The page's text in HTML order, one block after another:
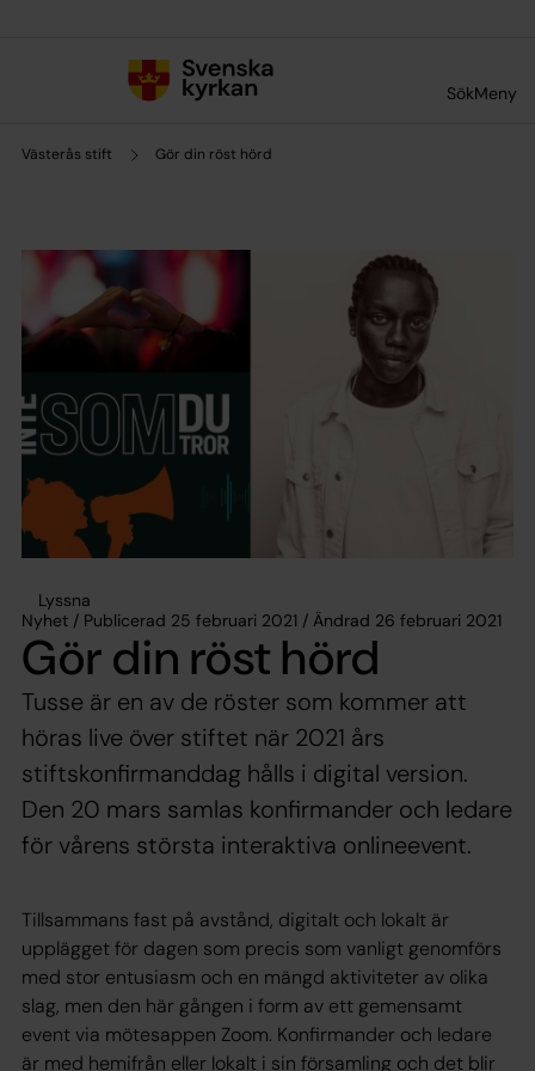
SökMeny
Västerås stift Gör din röst hörd
Lyssna
Nyhet / Publicerad 25 februari 2021 / Ändrad 26 februari 2021
Gör din röst hörd
Tusse är en av de röster som kommer att
höras live över stiftet när 2021 års
stiftskonfirmanddag hålls i digital version.
Den 20 mars samlas konfirmander och ledare
för vårens största interaktiva onlineevent.
Tillsammans fast på avstånd, digitalt och lokalt är
upplägget för dagen som precis som vanligt genomförs
med stor entusiasm och en mängd aktiviteter av olika
slag, men den här gången i form av ett gemensamt
event via mötesappen Zoom. Konfirmander och ledare
är med hemifrån eller lokalt i sin församling och det blir